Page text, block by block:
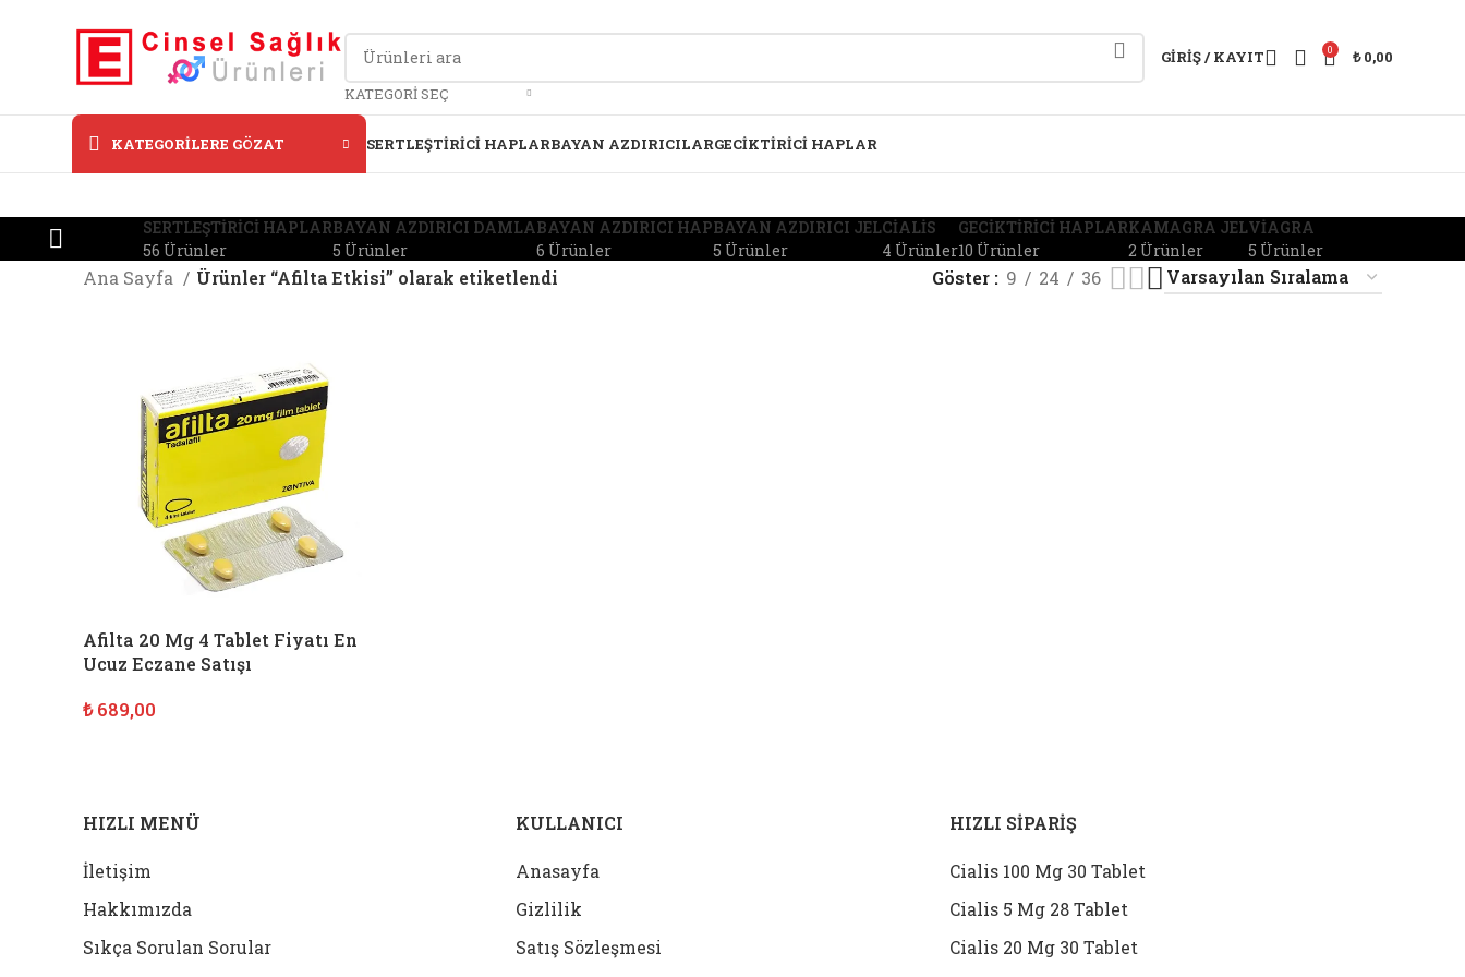
KATEGORI SEÇ
GIRIŞ / KAYIT 0 ₺0,00
KATEGORILERE GÖZAT SERTLEŞTIRICI HAPLARBAYAN AZDIRICILARGECIKTIRICI HAPLAR
SERTLEŞTIRICI HAPLAR
56 Ürünler
BAYAN AZDIRICI DAMLA
5 Ürünler
BAYAN AZDIRICI HAP
6 Ürünler
BAYAN AZDIRICI JEL
5 Ürünler
CIALIS
4 Ürünler
GECIKTIRICI HAPLAR
10 Ürünler
KAMAGRA JEL
2 Ürünler
VIAGRA
5 Ürünler
Ana Sayfa Ürünler “Afilta Etkisi” olarak etiketlendi Göster 9 24 36
Afilta 20 Mg 4 Tablet Fiyatı En
Ucuz Eczane Satışı
₺689,00
HIZLI MENÜ
İletişim
Hakkımızda
Sıkça Sorulan Sorular
KULLANICI
Anasayfa
Gizlilik
Satış Sözleşmesi
HIZLI SİPARİŞ
Cialis 100 Mg 30 Tablet
Cialis 5 Mg 28 Tablet
Cialis 20 Mg 30 Tablet